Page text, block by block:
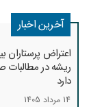
آخرین اخبار
اعتراض
ریشه در مطالبات
دارد
14 مرداد 1405